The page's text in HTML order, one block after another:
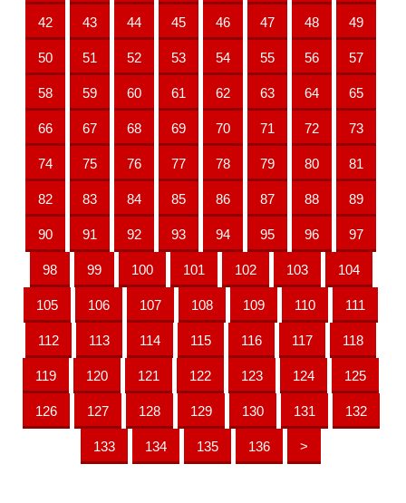
42 43 44 45 46 47 48 49
50 51 52 53 54 55 56 57
58 59 60 61 62 63 64 65
66 67 68 69 70 71 72 73
74 75 76 77 78 79 80 81
82 83 84 85 86 87 88 89
90 91 92 93 94 95 96 97
98 99 100 101 102 103 104
105 106 107 108 109 110 111
112 113 114 115 116 117 118
119 120 121 122 123 124 125
126 127 128 129 130 131 132
133 134 135 136 >